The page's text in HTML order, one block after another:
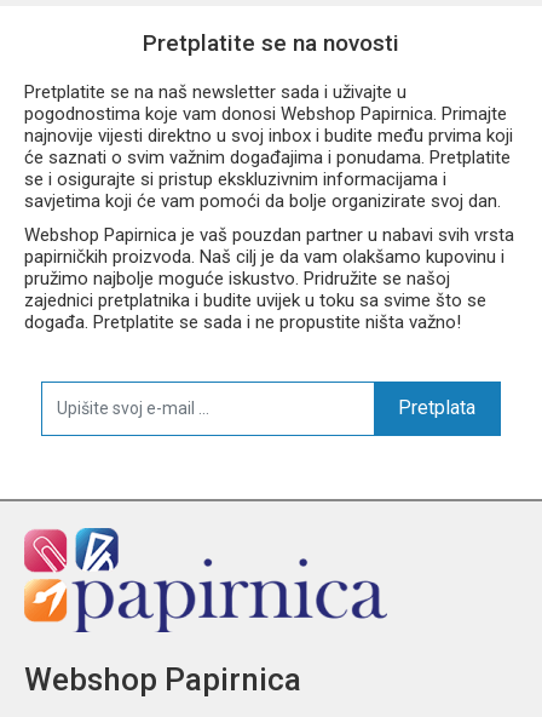
Pretplatite se na novosti
Pretplatite se na naš newsletter sada i uživajte u
pogodnostima koje vam donosi Webshop Papirnica. Primajte
najnovije vijesti direktno u svoj inbox i budite među prvima koji
će saznati o svim važnim događajima i ponudama. Pretplatite
se i osigurajte si pristup ekskluzivnim informacijama i
savjetima koji će vam pomoći da bolje organizirate svoj dan.
Webshop Papirnica je vaš pouzdan partner u nabavi svih vrsta
papirničkih proizvoda. Naš cilj je da vam olakšamo kupovinu i
pružimo najbolje moguće iskustvo. Pridružite se našoj
zajednici pretplatnika i budite uvijek u toku sa svime što se
događa. Pretplatite se sada i ne propustite ništa važno!
Pretplata
Webshop Papirnica